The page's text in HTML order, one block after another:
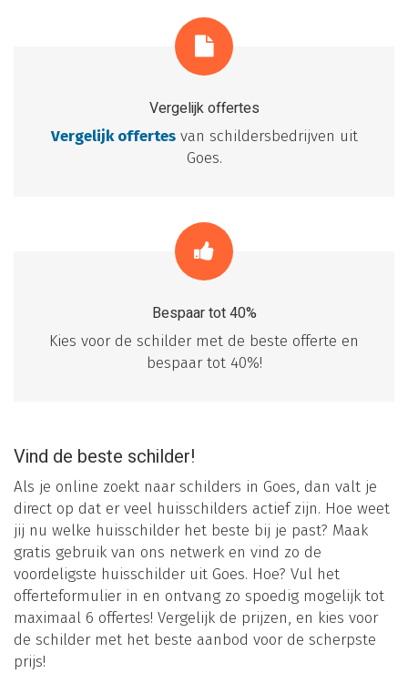
Vergelijk offertes
Vergelijk offertesvan schildersbedrijven uit
Goes.
Bespaar tot 40%
Kies voor de schilder met de beste offerte en
bespaar tot 40%!
Vind de beste schilder!
Als je online zoekt naar schilders in Goes, dan valt je
direct op dat er veel huisschilders actief zijn. Hoe weet
jij nu welke huisschilder het beste bij je past? Maak
gratis gebruik van ons netwerk en vind zo de
voordeligste huisschilder uit Goes. Hoe? Vul het
offerteformulier in en ontvang zo spoedig mogelijk tot
maximaal 6 offertes! Vergelijk de prijzen, en kies voor
de schilder met het beste aanbod voor de scherpste
prijs!